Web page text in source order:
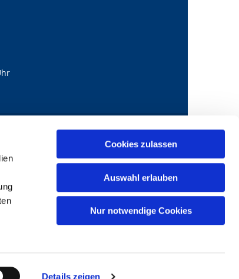
Details zeigen
Cookies zulassen
Auswahl erlauben
Nur notwendige Cookies
mail@bernhard-lichtenberg.berlin